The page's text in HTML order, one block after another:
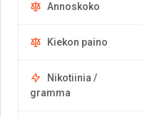
Annoskoko
Kiekon paino
Nikotiinia /
gramma